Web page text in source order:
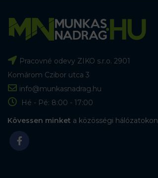
Pracovné odevy ZIKO s.r.o. 2901
Komárom Czibor utca 3
info@munkasnadrag.hu
Hé - Pé: 8:00 - 17:00
Kövessen minket a közösségi hálózatokon